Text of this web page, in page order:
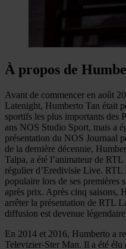
À propos de
Avant de commencer en août
Latenight, Humberto Tan était
sportifs les plus importants des
ans NOS Studio Sport, mais a
présentation du NOS Journaal
de la dernière décennie,
Talpa, a été l’animateur de
régulier d’Eredivisie Live. RTL
populaire lors de ses premières
après prix. Après cinq saisons,
arrêter la présentation de RTL
diffusion est devenue
En 2014 et 2016, Humberto a
Televizier-Ster Man. Il a été